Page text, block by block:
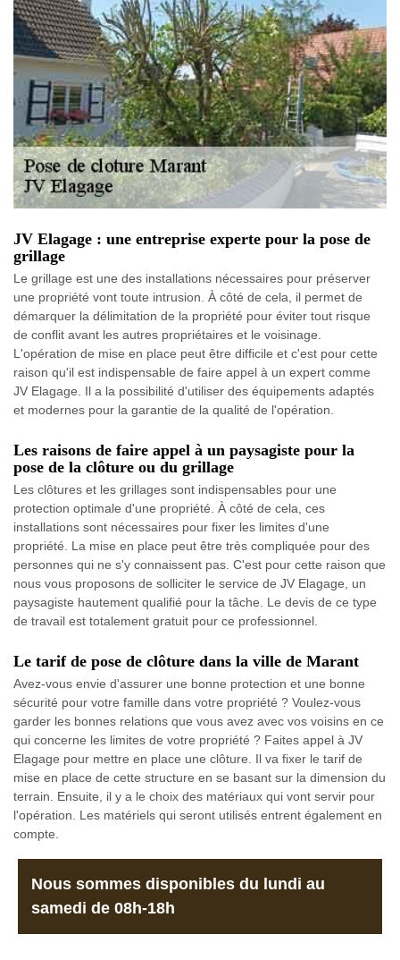
JV Elagage : une entreprise experte pour la pose de
grillage
Le grillage est une des installations nécessaires pour préserver
une propriété vont toute intrusion. À côté de cela, il permet de
démarquer la délimitation de la propriété pour éviter tout risque
de conflit avant les autres propriétaires et le voisinage.
L'opération de mise en place peut être difficile et c'est pour cette
raison qu'il est indispensable de faire appel à un expert comme
JV Elagage. Il a la possibilité d'utiliser des équipements adaptés
et modernes pour la garantie de la qualité de l'opération.
Les raisons de faire appel à un paysagiste pour la
pose de la clôture ou du grillage
Les clôtures et les grillages sont indispensables pour une
protection optimale d'une propriété. À côté de cela, ces
installations sont nécessaires pour fixer les limites d'une
propriété. La mise en place peut être très compliquée pour des
personnes qui ne s'y connaissent pas. C'est pour cette raison que
nous vous proposons de solliciter le service de JV Elagage, un
paysagiste hautement qualifié pour la tâche. Le devis de ce type
de travail est totalement gratuit pour ce professionnel.
Le tarif de pose de clôture dans la ville de Marant
Avez-vous envie d'assurer une bonne protection et une bonne
sécurité pour votre famille dans votre propriété ? Voulez-vous
garder les bonnes relations que vous avez avec vos voisins en ce
qui concerne les limites de votre propriété ? Faites appel à JV
Elagage pour mettre en place une clôture. Il va fixer le tarif de
mise en place de cette structure en se basant sur la dimension du
terrain. Ensuite, il y a le choix des matériaux qui vont servir pour
l'opération. Les matériels qui seront utilisés entrent également en
compte.
Nous sommes disponibles du lundi au
samedi de 08h-18h